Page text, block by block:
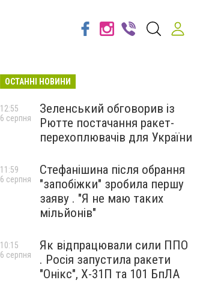
ОСТАННІ НОВИНИ
Зеленський обговорив із
Рютте постачання ракет-
перехоплювачів для України
12:55
6 серпня
Стефанішина після обрання
"запобіжки" зробила першу
заяву . "Я не маю таких
мільйонів"
11:59
6 серпня
Як відпрацювали сили ППО
. Росія запустила ракети
"Онікс", Х-31П та 101 БпЛА
10:15
6 серпня